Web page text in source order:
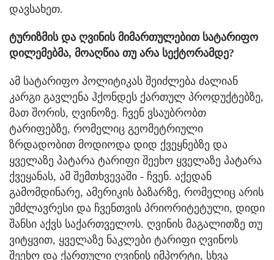
დავსახეთ.
ტურიზმის და ღვინის მიმართულებით სატარიფო
დილემებმა, მოაღწია თუ არა სექტორამდე?
ამ სატარიფო პოლიტიკას შეიძლება ძალიან
კარგი გავლენა ჰქონდეს ქართულ პროდუქტებზე,
მათ შორის, ღვინოზე. ჩვენ ვსაუბრობთ
ტარიფებზე, რომელიც გეომეტრიული
ზრდადობით მოდიოდა დიდ ქვეყნებზე და
ყველაზე პატარა ტარიფი შეეხო ყველაზე პატარა
ქვეყანას, ამ შემთხვევაში - ჩვენ. აქედან
გამომდინარე, ამერიკის ბაზარზე, რომელიც არის
უმძლავრესი და ჩვენთვის პრიორიტეტული, დიდი
შანსი აქვს საქართველოს. ღვინის მაგალითზე თუ
ვიტყვით, ყველაზე ნაკლები ტარიფი ღვინოს
შეეხო და ქართული ღვინის იმპორტი, სხვა